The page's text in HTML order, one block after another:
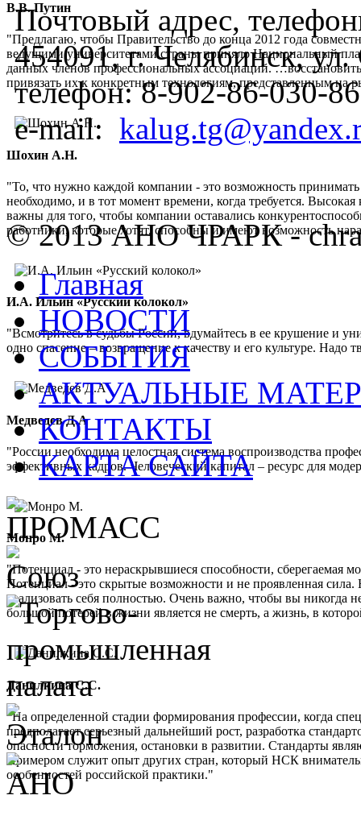
В.В. Путин
"Предлагаю, чтобы Правительство до конца 2012 года
ведущими университетами страны приняло Национальный
данных членов профессиональных ассоциаций.
привязать их к конкретным технологиям, представленным на
Шохин А.Н.
"То, что нужно каждой компании - это возможность
необходимо, и в тот момент времени, когда требуется.
важны для того, чтобы компании оставались
работники, которые хотят, способны и имеют возможность
И.А. Ильин «Русский колокол»
"Всмотритесь в судьбы России, вдумайтесь в ее крушение и
одно спасение – возвращение к качеству и его культуре. Надо
Медведев Д.А
"России необходима целостная система воспроизводства
эффективных кадров. Человеческий капитал – ресурс для
Монро М.
"Потенциал - это нераскрывшиеся способности, сберегаемая
Потенциал - это скрытые возможности и не проявленная
реализовать себя полностью. Очень важно, чтобы вы никогда
большой потерей в жизни является не смерть, а жизнь, в
Данилкина С.С.
"На определенной стадии формирования профессии, когда
предполагает серьезный дальнейший рост, разработка
опасности торможения, остановки в развитии. Стандарты
Примером служит опыт других стран, который НСК
особенностей российской практики."
Почтовый адрес,
454091, г. Челябинск,
телефон:8-902-86-030-86
e-mail:
© 2013 АНО ЧРАРК -
Главная
НОВОСТИ
СОБЫТИЯ
АКТУАЛЬНЫЕ
КОНТАКТЫ
КАРТА САЙТА